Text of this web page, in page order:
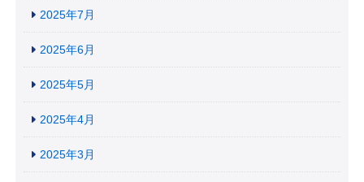
2025年7月
2025年6月
2025年5月
2025年4月
2025年3月